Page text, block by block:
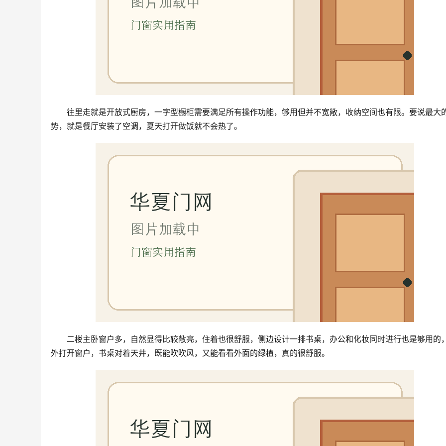
往里走就是开放式厨房，一字型橱柜需要满足所有操作功能，够用但并不宽敞，收纳空间也有限。要说最大
势，就是餐厅安装了空调，夏天打开做饭就不会热了。
二楼主卧窗户多，自然显得比较敞亮，住着也很舒服，侧边设计一排书桌，办公和化妆同时进行也是够用的
外打开窗户，书桌对着天井，既能吹吹风，又能看看外面的绿植，真的很舒服。